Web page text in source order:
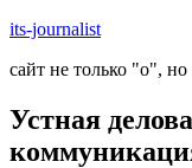
Skip
content
its-journalist
сайт не только "о",
Устная